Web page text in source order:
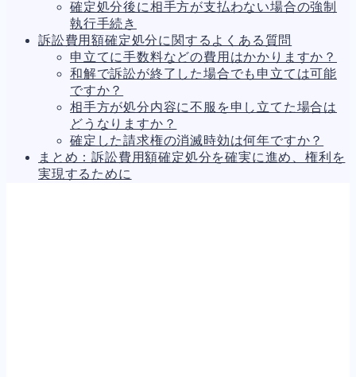
確定処分後に相手方が支払わない場合の強制
執行手続き
訴訟費用額確定処分に関するよくある質問
申立てに手数料などの費用はかかりますか？
和解で訴訟が終了した場合でも申立ては可能
ですか？
相手方が処分内容に不服を申し立てた場合は
どうなりますか？
確定した請求権の消滅時効は何年ですか？
まとめ：訴訟費用額確定処分を確実に進め、権利を
実現するために